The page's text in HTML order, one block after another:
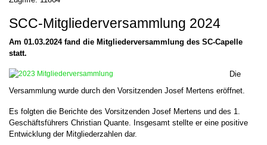
SCC-Mitgliederversammlung 2024
Am 01.03.2024 fand die Mitgliederversammlung des SC-Capelle
statt.
Die
Versammlung wurde durch den Vorsitzenden Josef Mertens eröffnet.
Es folgten die Berichte des Vorsitzenden Josef Mertens und des 1.
Geschäftsführers Christian Quante. Insgesamt stellte er eine positive
Entwicklung der Mitgliederzahlen dar.